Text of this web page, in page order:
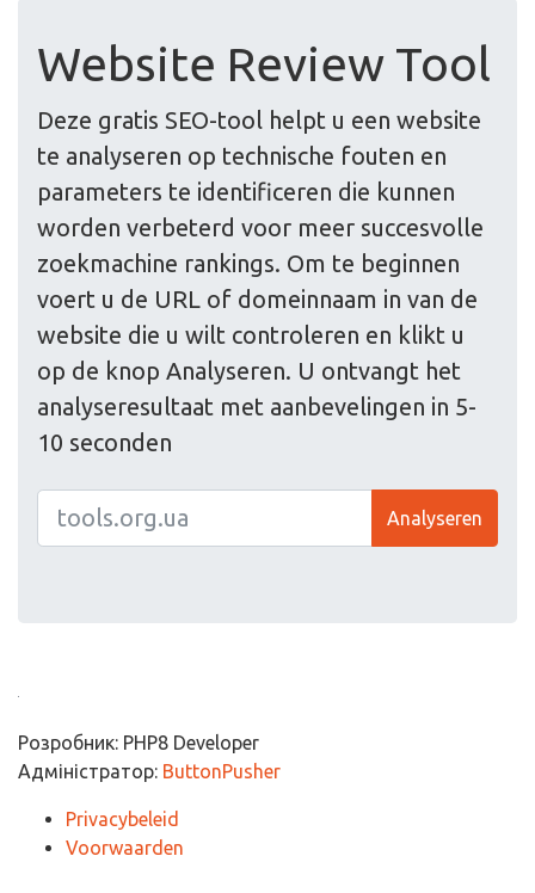
Website Review Tool
Deze gratis SEO-tool helpt u een website
te analyseren op technische fouten en
parameters te identificeren die kunnen
worden verbeterd voor meer succesvolle
zoekmachine rankings. Om te beginnen
voert u de URL of domeinnaam in van de
website die u wilt controleren en klikt u
op de knop Analyseren. U ontvangt het
analyseresultaat met aanbevelingen in 5-
10 seconden
Analyseren
Розробник: PHP8 Developer
Адміністратор: ButtonPusher
Privacybeleid
Voorwaarden